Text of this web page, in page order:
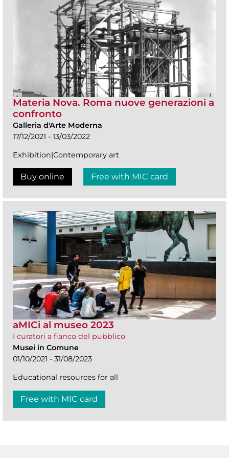
Materia Nova. Roma nuove generazioni a
confronto
Galleria d'Arte Moderna
17/12/2021 - 13/03/2022
Exhibition|Contemporary art
Buy online Free with MIC card
aMICi al museo 2023
I curatori a fianco del pubblico
Musei in Comune
01/10/2021 - 31/08/2023
Educational resources for all
Free with MIC card